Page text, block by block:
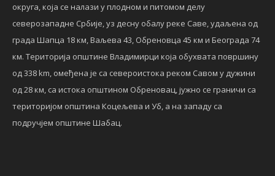
округа, која се налази у плодном и питомом делу
северозападне Србије, уз десну обалу реке Саве, удаљена од
града Шапца 18 км, Ваљева 43, Обреновца 45 км и Београда 74
км. Територија општине Владимирци која обухвата површину
од 338 km, омеђена је са североистока реком Савом у дужини
од 28 км, са истока општином Обреновац, јужно се граничи са
територијом општина Коцељева и Уб, а на западу са
подручјем општине Шабац.